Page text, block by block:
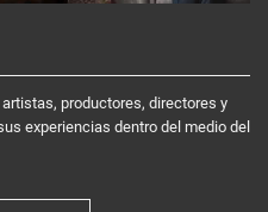
productores, directores y
experiencias dentro del medio del